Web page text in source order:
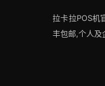
拉卡拉POS机
丰包邮,个人及